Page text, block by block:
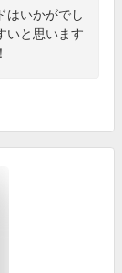
はいかがでし
いと思います